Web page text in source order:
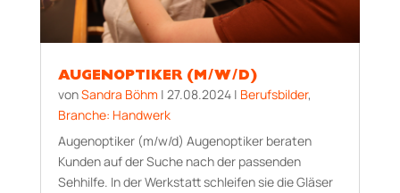
AUGENOPTIKER (M/W/D)
vonSandra Böhm | 27.08.2024| Berufsbilder,
Branche: Handwerk
Augenoptiker (m/w/d) Augenoptiker beraten
Kunden auf der Suche nach der passenden
Sehhilfe. In der Werkstatt schleifen sie die Gläser